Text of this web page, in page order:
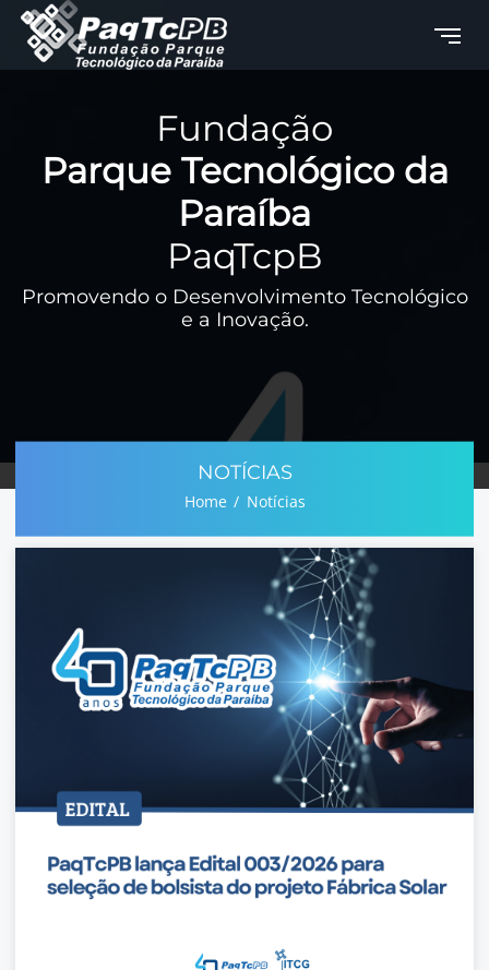
Fundação
Parque Tecnológico da
Paraíba
PaqTcpB
Promovendo o Desenvolvimento Tecnológico
e a Inovação.
NOTÍCIAS
Home Notícias